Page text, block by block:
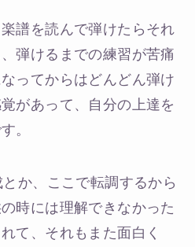
譜を読んで弾けたらそれ
弾けるまでの練習が苦痛
ってからはどんどん弾け
があって、自分の上達を
。
か、ここで転調するから
時には理解できなかった
て、それもまた面白く